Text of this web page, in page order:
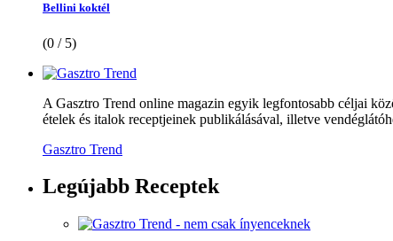
Bellini koktél
(0 / 5)
A Gasztro Trend online magazin egyik legfontosabb céljai
ételek és italok receptjeinek publikálásával, illetve
Gasztro Trend
Legújabb Receptek